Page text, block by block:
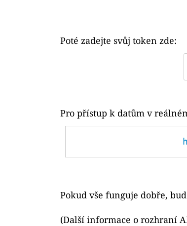
Poté zadejte svůj token zde:
Pro přístup k datům v
Pokud vše funguje dobře,
(Další informace o rozhraní